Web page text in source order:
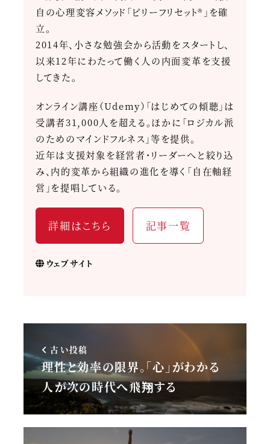
自の心理変容メソッド「ビリーフリセット®」を確
立。
2014年、小さな勉強会から活動をスタートし、
以来12年にわたって働く人の内面変革を支援
してきた。
オンライン講座（Udemy）「はじめての傾聴」は
受講者31,000人を超える。ほかに「ロジカル派
のためのマインドフルネス」等を提供。
近年は支援対象を経営者・リーダーへと絞り込
み、内的変革から組織の進化を導く「自在軸経
営」を提唱している。
詳細はこちら 記事一覧
ウェブサイト
古い投稿
理性と効率の限界。「心」がわかる
人が次の時代へ飛翔する